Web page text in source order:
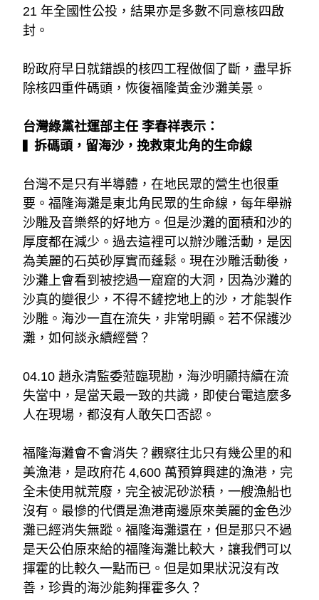
21 年全國性公投，結果亦是多數不同意核四啟
封。
盼政府早日就錯誤的核四工程做個了斷，盡早拆
除核四重件碼頭，恢復福隆黃金沙灘美景。
台灣綠黨社運部主任 李春祥表示：
拆碼頭，留海沙，挽救東北角的生命線
台灣不是只有半導體，在地民眾的營生也很重
要。福隆海灘是東北角民眾的生命線，每年舉辦
沙雕及音樂祭的好地方。但是沙灘的面積和沙的
厚度都在減少。過去這裡可以辦沙雕活動，是因
為美麗的石英砂厚實而蓬鬆。現在沙雕活動後，
沙灘上會看到被挖過一窟窟的大洞，因為沙灘的
沙真的變很少，不得不鏟挖地上的沙，才能製作
沙雕。海沙一直在流失，非常明顯。若不保護沙
灘，如何談永續經營？
04.10 趙永清監委蒞臨現勘，海沙明顯持續在流
失當中，是當天最一致的共識，即使台電這麼多
人在現場，都沒有人敢矢口否認。
福隆海灘會不會消失？觀察往北只有幾公里的和
美漁港，是政府花 4,600 萬預算興建的漁港，完
全未使用就荒廢，完全被泥砂淤積，一艘漁船也
沒有。最慘的代價是漁港南邊原來美麗的金色沙
灘已經消失無蹤。福隆海灘還在，但是那只不過
是天公伯原來給的福隆海灘比較大，讓我們可以
揮霍的比較久一點而已。但是如果狀況沒有改
善，珍貴的海沙能夠揮霍多久？